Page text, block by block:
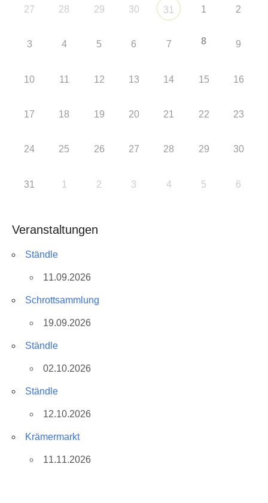
27 28 29 30 31 1 2
3 4 5 6 7 8 9
10 11 12 13 14 15 16
17 18 19 20 21 22 23
24 25 26 27 28 29 30
31 1 2 3 4 5 6
Veranstaltungen
Ständle
11.09.2026
Schrottsammlung
19.09.2026
Ständle
02.10.2026
Ständle
12.10.2026
Krämermarkt
11.11.2026